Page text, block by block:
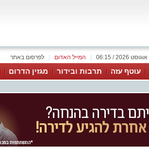
לפרסום באתר המייל האדום
עוטף עזה תרבות ובידור מגזין הדרום